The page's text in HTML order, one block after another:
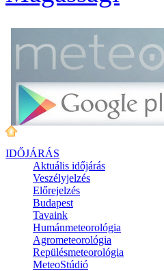
IDŐJÁRÁS
Aktuális időjárás
Veszélyjelzés
Előrejelzés
Budapest
Tavaink
Humánmeteorológia
Agrometeorológia
Repülésmeteorológia
MeteoStúdió